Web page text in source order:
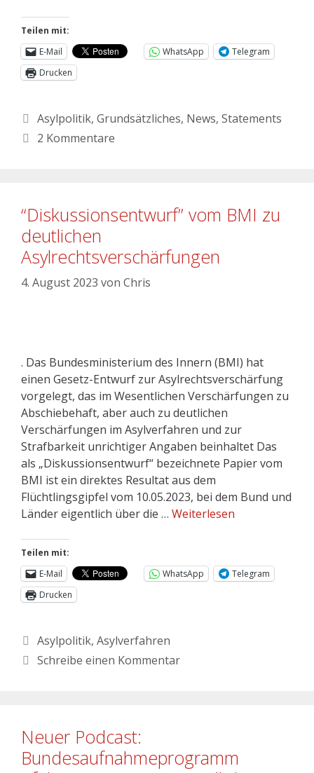
Teilen mit:
E-Mail
WhatsApp
Telegram
Drucken
Asylpolitik, Grundsätzliches, News, Statements
2 Kommentare
“Diskussionsentwurf” vom BMI zu
deutlichen
Asylrechtsverschärfungen
4. August 2023 von Chris
. Das Bundesministerium des Innern (BMI) hat
einen Gesetz-Entwurf zur Asylrechtsverschärfung
vorgelegt, das im Wesentlichen Verschärfungen zu
Abschiebehaft, aber auch zu deutlichen
Verschärfungen im Asylverfahren und zur
Strafbarkeit unrichtiger Angaben beinhaltet Das
als „Diskussionsentwurf“ bezeichnete Papier vom
BMI ist ein direktes Resultat aus dem
Flüchtlingsgipfel vom 10.05.2023, bei dem Bund und
Länder eigentlich über die … Weiterlesen
Teilen mit:
E-Mail
WhatsApp
Telegram
Drucken
Asylpolitik, Asylverfahren
Schreibe einen Kommentar
Neuer Podcast:
Bundesaufnahmeprogramm